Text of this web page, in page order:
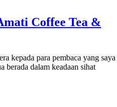
Coffee Tea &
kepada para pembaca yang saya
berada dalam keadaan sihat